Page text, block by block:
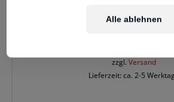
74,90
zzgl. Versand
Lieferzeit: ca. 2-5
Alle ablehnen